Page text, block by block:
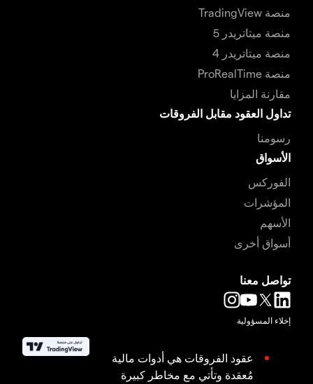
منصة TradingView
منصة ميتاتريدر 5
منصة ميتاتريدر 4
منصة ProRealTime
مقارنة المزايا
تداول العقود مقابل الفروقات
رسومنا
الأسواق
الفوركس
المؤشرات
الأسهم
أسواق أخرى
تواصل معنا
إخلاء المسؤولية
عقود الفروقات هي أدوات مالية
مُعقدة وتأتي مع مخاطر كبيرة